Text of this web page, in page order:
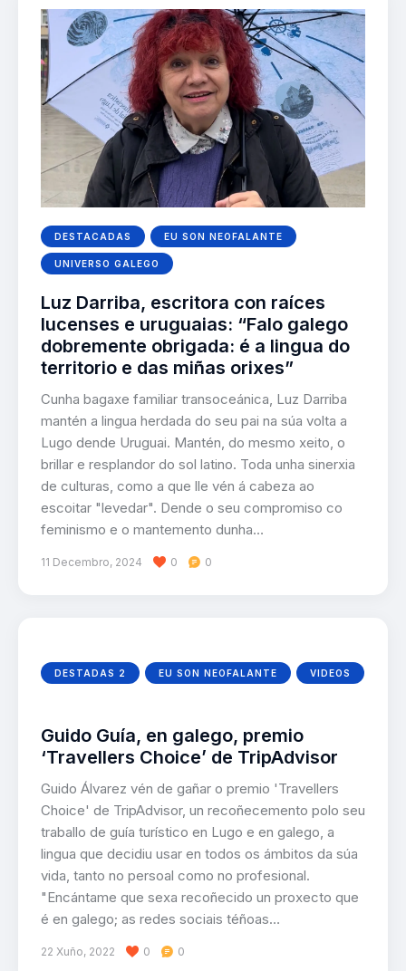
DESTACADAS EU SON NEOFALANTE
UNIVERSO GALEGO
Luz Darriba, escritora con raíces
lucenses e uruguaias: “Falo galego
dobremente obrigada: é a lingua do
territorio e das miñas orixes”
Cunha bagaxe familiar transoceánica, Luz Darriba
mantén a lingua herdada do seu pai na súa volta a
Lugo dende Uruguai. Mantén, do mesmo xeito, o
brillar e resplandor do sol latino. Toda unha sinerxia
de culturas, como a que lle vén á cabeza ao
escoitar "levedar". Dende o seu compromiso co
feminismo e o mantemento dunha…
11 Decembro, 2024 0 0
DESTADAS 2 EU SON NEOFALANTE VIDEOS
Guido Guía, en galego, premio
‘Travellers Choice’ de TripAdvisor
Guido Álvarez vén de gañar o premio 'Travellers
Choice' de TripAdvisor, un recoñecemento polo seu
traballo de guía turístico en Lugo e en galego, a
lingua que decidiu usar en todos os ámbitos da súa
vida, tanto no persoal como no profesional.
"Encántame que sexa recoñecido un proxecto que
é en galego; as redes sociais téñoas…
22 Xuño, 2022 0 0